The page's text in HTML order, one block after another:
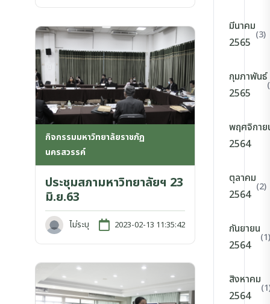
กิจกรรมมหาวิทยาลัยราชภัฏ
นครสวรรค์
ประชุมสภามหาวิทยาลัยฯ 23
มิ.ย.63
ไม่ระบุ 2023-02-13 11:35:42
มีนาคม
2565
(3)
กุมภาพันธ์
2565
พฤศจิกาย
2564
ตุลาคม
2564
(2)
กันยายน
2564
(1)
สิงหาคม
2564